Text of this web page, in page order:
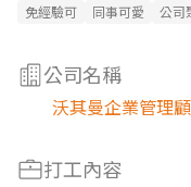
免經驗可 同事可愛 公司
公司名稱
沃其曼企業管理
打工內容